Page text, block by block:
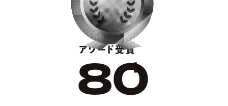
アワード受賞
80
+